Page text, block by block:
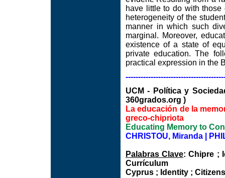
have little to do with
heterogeneity of the
manner in which such
marginal. Moreover,
existence of a state of
private education. The
practical expression in the
UCM - Política y
360grados.org )
La educación de la
greco-chipriota
Educating Memory to
CHRISTOU, Miranda |
Palabras Clave: Chipre ;
Currículum
Cyprus ; Identity ;